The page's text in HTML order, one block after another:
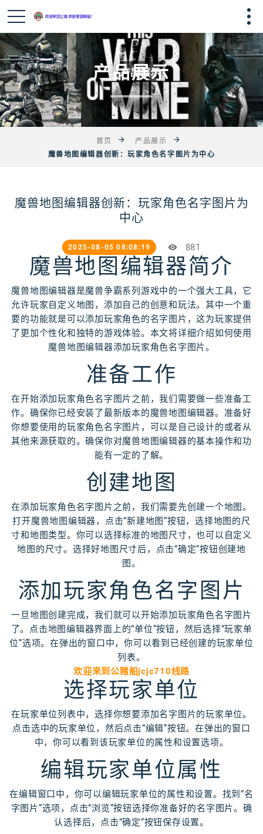
产品展示
首页
产品展示
魔兽地图编辑器创新：玩家角色名字图片为中心
魔兽地图编辑器创新：玩家角色名字图片为
中心
2025-08-05 08:08:19 881
魔兽地图编辑器简介
魔兽地图编辑器是魔兽争霸系列游戏中的一个强大工具，它
允许玩家自定义地图，添加自己的创意和玩法。其中一个重
要的功能就是可以添加玩家角色的名字图片，这为玩家提供
了更加个性化和独特的游戏体验。本文将详细介绍如何使用
魔兽地图编辑器添加玩家角色名字图片。
准备工作
在开始添加玩家角色名字图片之前，我们需要做一些准备工
作。确保你已经安装了最新版本的魔兽地图编辑器。准备好
你想要使用的玩家角色名字图片，可以是自己设计的或者从
其他来源获取的。确保你对魔兽地图编辑器的基本操作和功
能有一定的了解。
创建地图
在添加玩家角色名字图片之前，我们需要先创建一个地图。
打开魔兽地图编辑器，点击“新建地图”按钮，选择地图的尺
寸和地图类型。你可以选择标准的地图尺寸，也可以自定义
地图的尺寸。选择好地图尺寸后，点击“确定”按钮创建地
图。
添加玩家角色名字图片
一旦地图创建完成，我们就可以开始添加玩家角色名字图片
了。点击地图编辑器界面上的“单位”按钮，然后选择“玩家单
位”选项。在弹出的窗口中，你可以看到已经创建的玩家单位
列表。
欢迎来到公赌船jcjc710线路
选择玩家单位
在玩家单位列表中，选择你想要添加名字图片的玩家单位。
点击选中的玩家单位，然后点击“编辑”按钮。在弹出的窗口
中，你可以看到该玩家单位的属性和设置选项。
编辑玩家单位属性
在编辑窗口中，你可以编辑玩家单位的属性和设置。找到“名
字图片”选项，点击“浏览”按钮选择你准备好的名字图片。确
认选择后，点击“确定”按钮保存设置。